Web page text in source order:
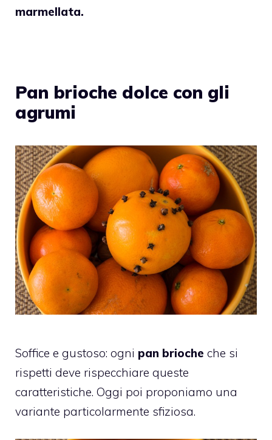
marmellata.
Pan brioche dolce con gli
agrumi
Soffice e gustoso: ogni pan brioche che si
rispetti deve rispecchiare queste
caratteristiche. Oggi poi proponiamo una
variante particolarmente sfiziosa.